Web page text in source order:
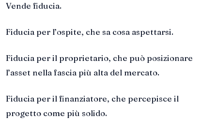
Vende fiducia.
Fiducia per l’ospite, che sa cosa aspettarsi.
Fiducia per il proprietario, che può posizionare
l’asset nella fascia più alta del mercato.
Fiducia per il finanziatore, che percepisce il
progetto come più solido.